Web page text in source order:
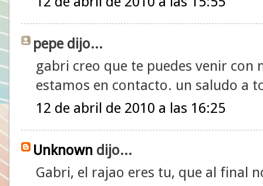
pepe dijo...
gabri creo que te puedes venir
estamos en contacto. un saludo a
12 de abril de 2010 a las 16:25
Unknown dijo...
Gabri, el rajao eres tu, que al final